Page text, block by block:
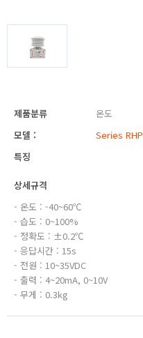
제품분류
온도
모델 :
Series RHP
특징
상세규격
- 온도 : -40~60℃
- 습도 : 0~100%
- 정확도 : ±0.2℃
- 응답시간 : 15s
- 전원 : 10~35VDC
- 출력 : 4~20mA, 0~10V
- 무게 : 0.3kg